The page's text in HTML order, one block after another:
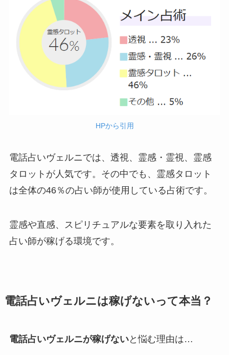
HPから引用
電話占いヴェルニでは、透視、霊感・霊視、霊感
タロットが人気です。その中でも、霊感タロット
は全体の46％の占い師が使用している占術です。
霊感や直感、スピリチュアルな要素を取り入れた
占い師が稼げる環境です。
電話占いヴェルニは稼げないって本当？
電話占いヴェルニが稼げないと悩む理由は…